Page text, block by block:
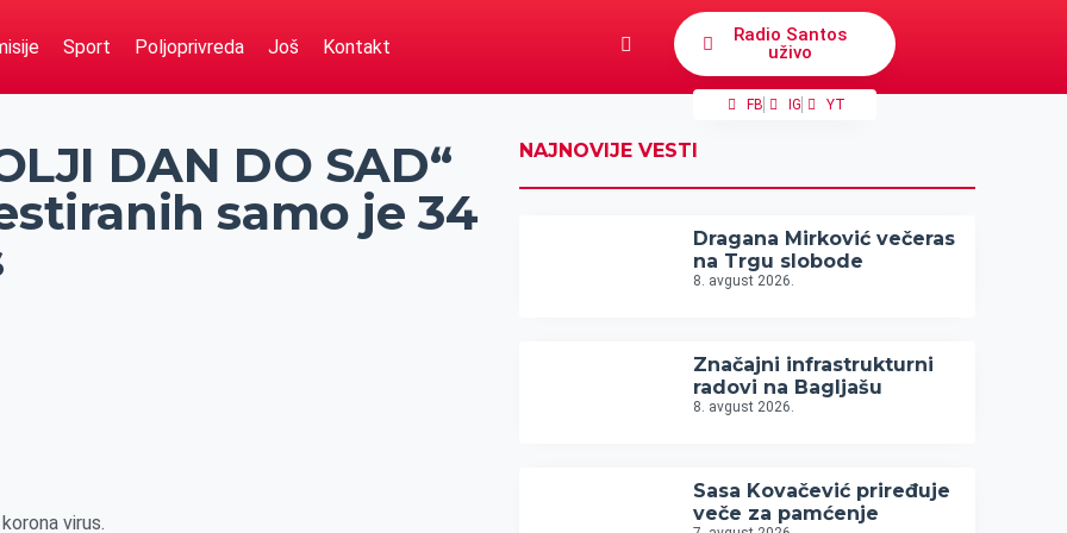
Sport Poljoprivreda Još Kontakt
Radio Santos
uživo
FB IG YT
DAN DO SAD“
samo je 34
virus.
NAJNOVIJE VESTI
Dragana Mirković večeras
na Trgu slobode
8. avgust 2026.
Značajni infrastrukturni
radovi na Bagljašu
8. avgust 2026.
Sasa Kovačević priređuje
veče za pamćenje